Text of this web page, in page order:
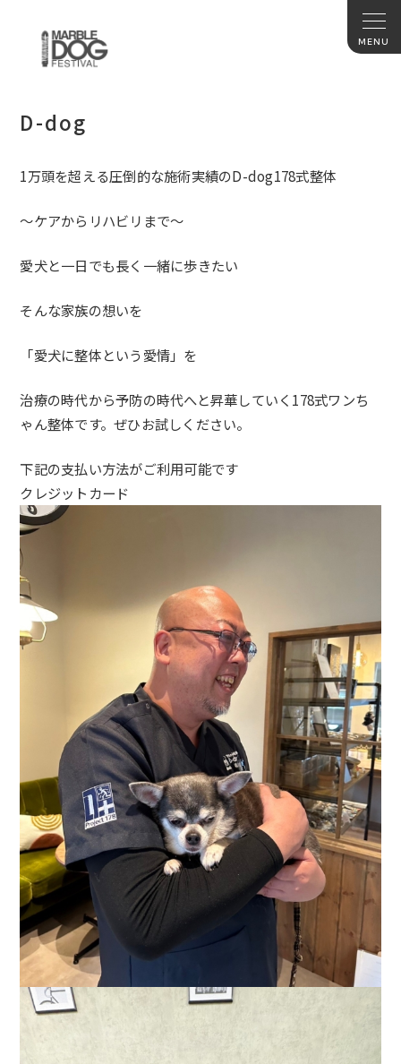
D-dog
1万頭を超える圧倒的な施術実績のD-dog178式整体
〜ケアからリハビリまで〜
愛犬と一日でも長く一緒に歩きたい
そんな家族の想いを
「愛犬に整体という愛情」を
治療の時代から予防の時代へと昇華していく178式ワンち
ゃん整体です。ぜひお試しください。
下記の支払い方法がご利用可能です
クレジットカード